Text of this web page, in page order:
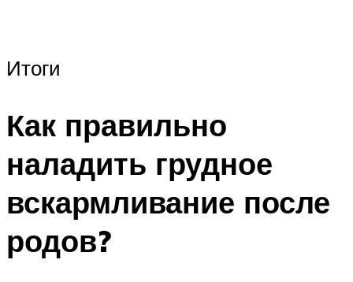
Итоги
Как правильно
наладить грудное
вскармливание после
родов?